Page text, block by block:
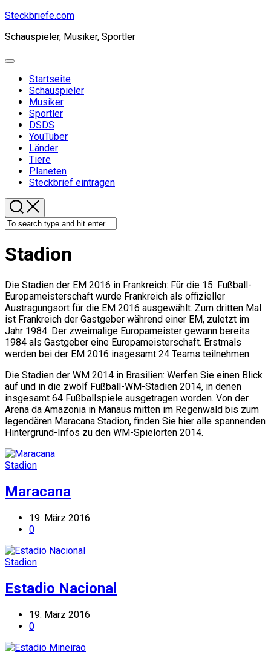
Skip
content
Steckbriefe.com
Schauspieler, Musiker, Sportler
Expand
Startseite
Schauspieler
Musiker
Sportler
DSDS
YouTuber
Länder
Tiere
Planeten
Steckbrief eintragen
Stadion
Die Stadien der EM 2016 in Frankreich: Für die 15. Fußball-
Europameisterschaft wurde Frankreich als offizieller
Austragungsort für die EM 2016 ausgewählt. Zum dritten Mal
ist Frankreich der Gastgeber während einer EM, zuletzt im
Jahr 1984. Der zweimalige Europameister gewann bereits
1984 als Gastgeber eine Europameisterschaft. Erstmals
werden bei der EM 2016 insgesamt 24 Teams teilnehmen.
Die Stadien der WM 2014 in Brasilien: Werfen Sie einen Blick
auf und in die zwölf Fußball-WM-Stadien 2014, in denen
insgesamt 64 Fußballspiele ausgetragen worden. Von der
Arena da Amazonia in Manaus mitten im Regenwald bis zum
legendären Maracana Stadion, finden Sie hier alle spannenden
Hintergrund-Infos zu den WM-Spielorten 2014.
Stadion
Maracana
19. März 2016
0
Stadion
Estadio Nacional
19. März 2016
0